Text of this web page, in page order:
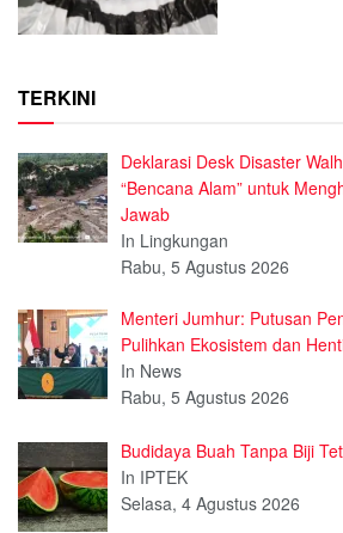
TERKINI
Deklarasi Desk Disaster
“Bencana Alam” untuk
Jawab
In Lingkungan
Rabu, 5 Agustus 2026
Menteri Jumhur: Putusan
Pulihkan Ekosistem dan
In News
Rabu, 5 Agustus 2026
Budidaya Buah Tanpa Biji
In IPTEK
Selasa, 4 Agustus 2026